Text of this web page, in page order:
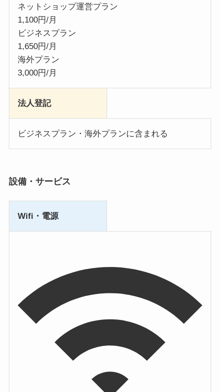
ネットショップ運営プラン
1,100円/月
ビジネスプラン
1,650円/月
海外プラン
3,000円/月
法人登記
ビジネスプラン・海外プランに含まれる
設備・サービス
Wifi・電源